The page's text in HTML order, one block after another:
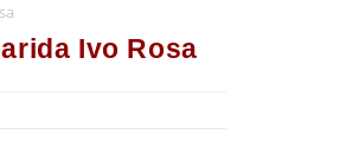
Ivo Rosa